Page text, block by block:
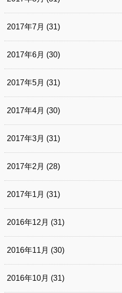
2017年7月 (31)
2017年6月 (30)
2017年5月 (31)
2017年4月 (30)
2017年3月 (31)
2017年2月 (28)
2017年1月 (31)
2016年12月 (31)
2016年11月 (30)
2016年10月 (31)